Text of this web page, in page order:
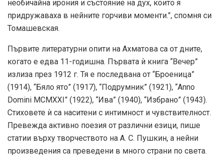
необичайна ирония и състояние на дух, които я
придружаваха в нейните горчиви моменти.”, спомня си
Томашевская.
Първите литературни опити на Ахматова са от дните,
когато е едва 11-годишна. Първата ѝ книга “Вечер”
излиза през 1912 г. Тя е последвана от “Броеница”
(1914), “Бяло ято” (1917), “Подрумник” (1921), “Anno
Domini MCMXXI” (1922), “Ива” (1940), “Избрано” (1943).
Стиховете ѝ са наситени с интимност и чувствителност.
Превежда активно поезия от различни езици, пише
статии върху творчеството на А. С. Пушкин, а нейни
произведения са преведени в много страни по света.